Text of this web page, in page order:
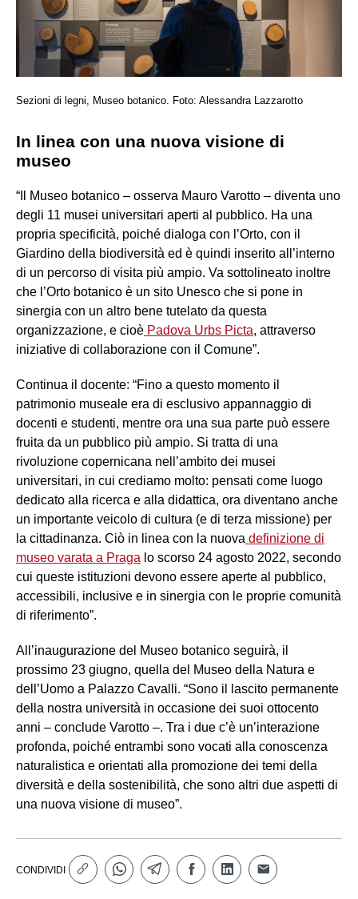
Sezioni di legni, Museo botanico. Foto: Alessandra Lazzarotto
In linea con una nuova visione di
museo
“Il Museo botanico – osserva Mauro Varotto – diventa uno
degli 11 musei universitari aperti al pubblico. Ha una
propria specificità, poiché dialoga con l’Orto, con il
Giardino della biodiversità ed è quindi inserito all’interno
di un percorso di visita più ampio. Va sottolineato inoltre
che l’Orto botanico è un sito Unesco che si pone in
sinergia con un altro bene tutelato da questa
organizzazione, e cioè Padova Urbs Picta, attraverso
iniziative di collaborazione con il Comune”.
Continua il docente: “Fino a questo momento il
patrimonio museale era di esclusivo appannaggio di
docenti e studenti, mentre ora una sua parte può essere
fruita da un pubblico più ampio. Si tratta di una
rivoluzione copernicana nell’ambito dei musei
universitari, in cui crediamo molto: pensati come luogo
dedicato alla ricerca e alla didattica, ora diventano anche
un importante veicolo di cultura (e di terza missione) per
la cittadinanza. Ciò in linea con la nuova definizione di
museo varata a Praga lo scorso 24 agosto 2022, secondo
cui queste istituzioni devono essere aperte al pubblico,
accessibili, inclusive e in sinergia con le proprie comunità
di riferimento”.
All’inaugurazione del Museo botanico seguirà, il
prossimo 23 giugno, quella del Museo della Natura e
dell’Uomo a Palazzo Cavalli. “Sono il lascito permanente
della nostra università in occasione dei suoi ottocento
anni – conclude Varotto –. Tra i due c’è un’interazione
profonda, poiché entrambi sono vocati alla conoscenza
naturalistica e orientati alla promozione dei temi della
diversità e della sostenibilità, che sono altri due aspetti di
una nuova visione di museo”.
CONDIVIDI